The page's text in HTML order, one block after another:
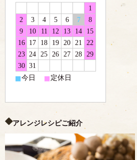
1
2
3 4 5 6 7
8
9
10 11 12 13 14
15
16 17 18 19 20 21
22
23 24 25 26 27 28
29
30 31
■今日 ■定休日
アレンジレシピご紹介